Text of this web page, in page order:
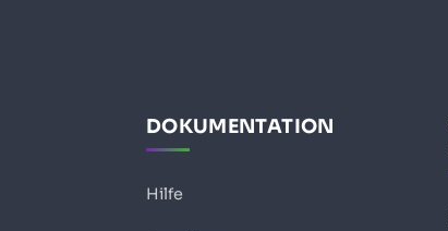
DOKUMENTATION
Hilfe